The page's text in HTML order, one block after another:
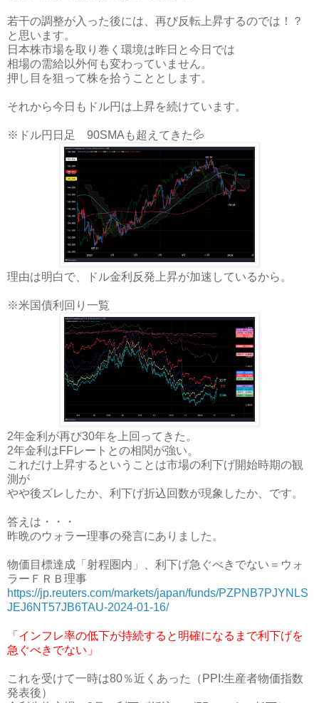
若干の調整が入った後には、再び反転上昇するのでは！？
と思います。
日本株市場を取り巻く環境は昨日と今日では
相場の需給以外何も変わっていません。
押し目を狙って株を拾うこととします。
それから今日もドル円は上昇を続けています。
※ドル円日足 90SMAも超えてきた💦
理由は明白で、ドル金利反発上昇が加速しているから。
※米国債利回り一覧
2年金利が再び30年を上回ってきた。
2年金利はFFレートとの相関が強い。
これだけ上昇するということは市場の利下げ開始時期の観
測が
やや後ズレしたか、利下げ折込回数が現象したか、です。
答えは・・・
昨晩のウォラー理事の発言にありました。
物価目標達成「射程圏内」、利下げ急ぐべきでない＝ウォ
ラーＦＲＢ理事
https://jp.reuters.com/markets/japan/funds/PZPNB7PJYNLS
JEJ6NT57JB6TAU-2024-01-16/
「インフレ率の低下が持続すると明確になるまで利下げを
急ぐべきでない」
これを受けて一時は80％近くあった（PPI:生産者物価指数
発表後）